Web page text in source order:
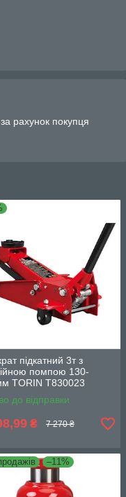
рахунок покупця
підкатний 3т з
помпою 130-
TORIN T830023
до відправки
₴ 7 270 ₴
–11%